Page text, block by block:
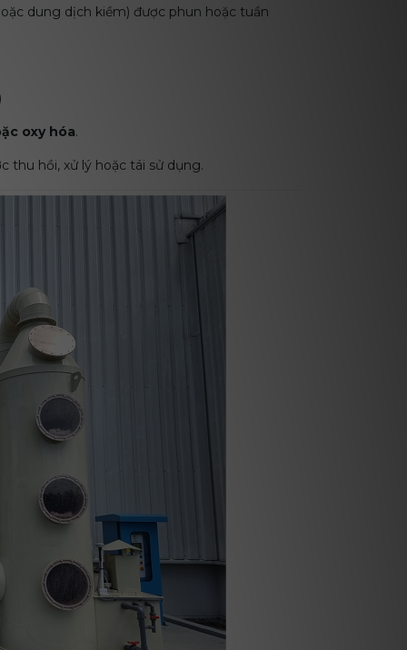
dung dịch kiềm) được phun hoặc tuần
oxy hóa.
thu hồi, xử lý hoặc tái sử dụng.